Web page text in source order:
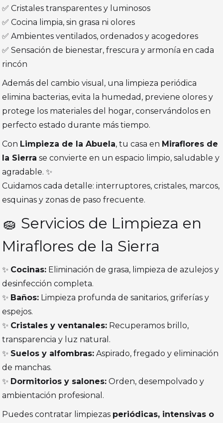
✅ Cristales transparentes y luminosos
✅ Cocina limpia, sin grasa ni olores
✅ Ambientes ventilados, ordenados y acogedores
✅ Sensación de bienestar, frescura y armonía en cada
rincón
Además del cambio visual, una limpieza periódica
elimina bacterias, evita la humedad, previene olores y
protege los materiales del hogar, conservándolos en
perfecto estado durante más tiempo.
Con Limpieza de la Abuela, tu casa en Miraflores de
la Sierra se convierte en un espacio limpio, saludable y
agradable. ✨
Cuidamos cada detalle: interruptores, cristales, marcos,
esquinas y zonas de paso frecuente.
🧽 Servicios de Limpieza en
Miraflores de la Sierra
✨ Cocinas: Eliminación de grasa, limpieza de azulejos y
desinfección completa.
✨ Baños: Limpieza profunda de sanitarios, griferías y
espejos.
✨ Cristales y ventanales: Recuperamos brillo,
transparencia y luz natural.
✨ Suelos y alfombras: Aspirado, fregado y eliminación
de manchas.
✨ Dormitorios y salones: Orden, desempolvado y
ambientación profesional.
Puedes contratar limpiezas periódicas, intensivas o